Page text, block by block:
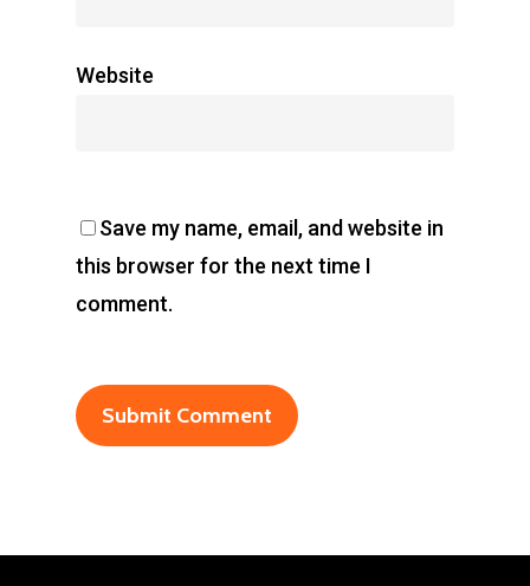
Website
Save my name, email, and website in
this browser for the next time I
comment.